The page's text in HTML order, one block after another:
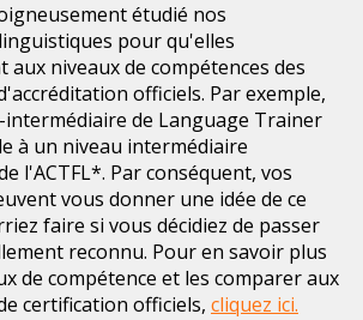
étudié nos
pour qu'elles
aux niveaux de compétences des
officiels. Par exemple,
de Language Trainer
à un niveau intermédiaire
l'ACTFL*. Par conséquent, vos
vous donner une idée de ce
faire si vous décidiez de passer
reconnu. Pour en savoir plus
de compétence et les comparer aux
certification officiels, cliquez ici.